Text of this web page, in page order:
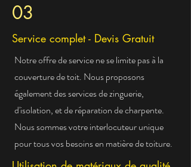
03
Service complet - Devis Gratuit
Notre offre de service ne se limite pas à la
couverture de toit. Nous proposons
également des services de zinguerie,
d'isolation, et de réparation de charpente.
Nous sommes votre interlocuteur unique
pour tous vos besoins en matière de toiture.